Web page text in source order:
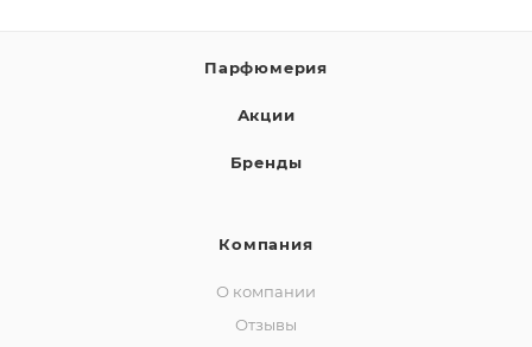
Парфюмерия
Акции
Бренды
Компания
О компании
Отзывы